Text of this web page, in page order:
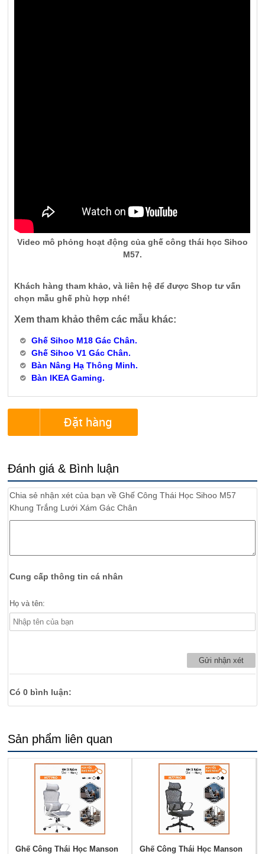
Video mô phỏng hoạt động của ghế công thái học Sihoo
M57.
Khách hàng tham khảo, và liên hệ để được Shop tư vấn
chọn mẫu ghế phù hợp nhé!
Xem tham khảo thêm các mẫu khác:
Ghế Sihoo M18 Gác Chân.
Ghế Sihoo V1 Gác Chân.
Bàn Nâng Hạ Thông Minh.
Bàn IKEA Gaming.
Đặt hàng
Đánh giá & Bình luận
Chia sẻ nhận xét của bạn vềGhế Công Thái Học Sihoo M57
Khung Trắng Lưới Xám Gác Chân
Cung cấp thông tin cá nhân
Họ và tên:
Có0 bình luận:
Sản phẩm liên quan
Ghế Công Thái Học Manson
Ghế Công Thái Học Manson